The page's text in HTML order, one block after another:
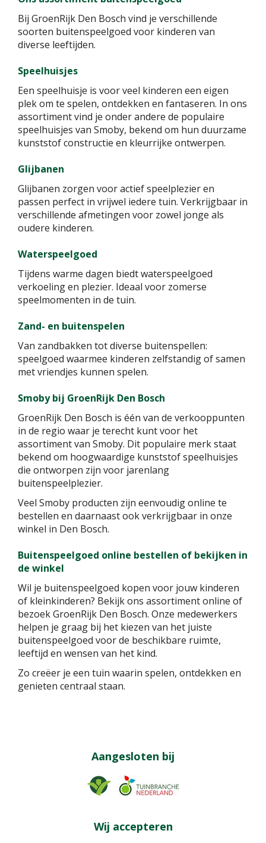
Bij GroenRijk Den Bosch vind je verschillende
soorten buitenspeelgoed voor kinderen van
diverse leeftijden.
Speelhuisjes
Een speelhuisje is voor veel kinderen een eigen
plek om te spelen, ontdekken en fantaseren. In ons
assortiment vind je onder andere de populaire
speelhuisjes van Smoby, bekend om hun duurzame
kunststof constructie en kleurrijke ontwerpen.
Glijbanen
Glijbanen zorgen voor actief speelplezier en
passen perfect in vrijwel iedere tuin. Verkrijgbaar in
verschillende afmetingen voor zowel jonge als
oudere kinderen.
Waterspeelgoed
Tijdens warme dagen biedt waterspeelgoed
verkoeling en plezier. Ideaal voor zomerse
speelmomenten in de tuin.
Zand- en buitenspelen
Van zandbakken tot diverse buitenspellen:
speelgoed waarmee kinderen zelfstandig of samen
met vriendjes kunnen spelen.
Smoby bij GroenRijk Den Bosch
GroenRijk Den Bosch is één van de verkooppunten
in de regio waar je terecht kunt voor het
assortiment van Smoby. Dit populaire merk staat
bekend om hoogwaardige kunststof speelhuisjes
die ontworpen zijn voor jarenlang
buitenspeelplezier.
Veel Smoby producten zijn eenvoudig online te
bestellen en daarnaast ook verkrijgbaar in onze
winkel in Den Bosch.
Buitenspeelgoed online bestellen of bekijken in
de winkel
Wil je buitenspeelgoed kopen voor jouw kinderen
of kleinkinderen? Bekijk ons assortiment online of
bezoek GroenRijk Den Bosch. Onze medewerkers
helpen je graag bij het kiezen van het juiste
buitenspeelgoed voor de beschikbare ruimte,
leeftijd en wensen van het kind.
Zo creëer je een tuin waarin spelen, ontdekken en
genieten centraal staan.
Aangesloten bij
Wij accepteren